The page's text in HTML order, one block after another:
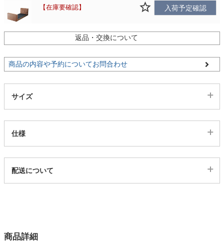
ガーデン
タワー
在庫要確認 入荷予定確認
PVCブラック/4ss05004174
【配送目安：8月下旬以降】
カートに入れる
返品・交換について
商品の内容や予約についてお問合わせ
サイズ
仕様
4ss05004171
4色
配送について
商品詳細